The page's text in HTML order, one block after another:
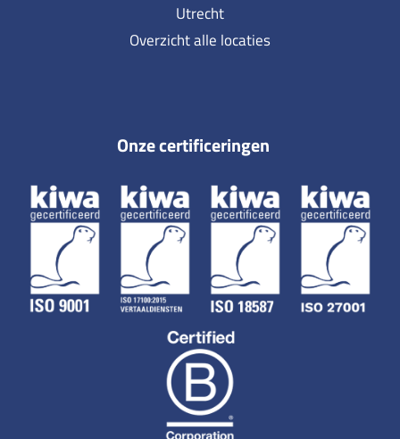
Utrecht
Overzicht alle locaties
Onze certificeringen